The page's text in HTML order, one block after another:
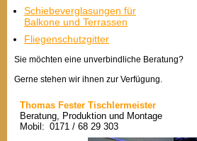
Schiebeverglasungen für
Balkone und Terrassen
Fliegenschutzgitter
Sie möchten eine unverbindliche Beratung?
Gerne stehen wir ihnen zur Verfügung.
Thomas Fester Tischlermeister
Beratung, Produktion und Montage
Mobil: 0171 / 68 29 303